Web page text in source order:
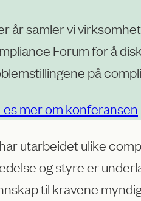
år samler vi
Forum for å
på
mer om konferansen
utarbeidet ulike
og styre er
til kravene